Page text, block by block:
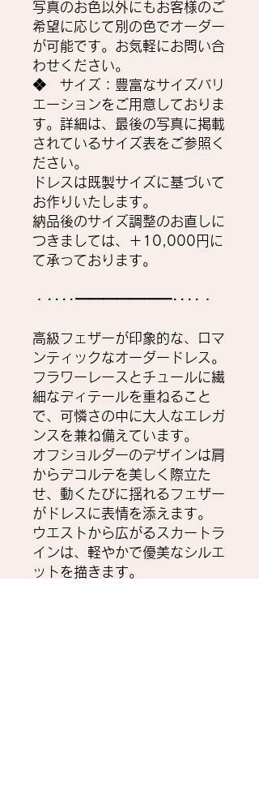
写真のお色以外にもお客様のご
希望に応じて別の色でオーダー
が可能です。お気軽にお問い合
わせください。
❖ サイズ：豊富なサイズバリ
エーションをご用意しておりま
す。詳細は、最後の写真に掲載
されているサイズ表をご参照く
ださい。
ドレスは既製サイズに基づいて
お作りいたします。
納品後のサイズ調整のお直しに
つきましては、＋10,000円に
て承っております。
・････━━━━━━━････・
高級フェザーが印象的な、ロマ
ンティックなオーダードレス。
フラワーレースとチュールに繊
細なディテールを重ねること
で、可憐さの中に大人なエレガ
ンスを兼ね備えています。
オフショルダーのデザインは肩
からデコルテを美しく際立た
せ、動くたびに揺れるフェザー
がドレスに表情を添えます。
ウエストから広がるスカートラ
インは、軽やかで優美なシルエ
ットを描きます。